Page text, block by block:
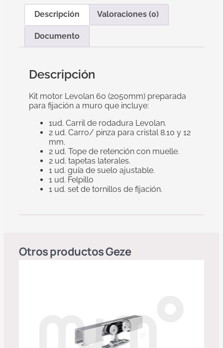
Descripción Valoraciones (0)
Documento
Descripción
Kit motor Levolan 60 (2050mm) preparada
para fijación a muro que incluye:
1ud. Carril de rodadura Levolan.
2 ud. Carro/ pinza para cristal 8.10 y 12
mm.
2 ud. Tope de retención con muelle.
2 ud. tapetas laterales.
1 ud. guía de suelo ajustable.
1 ud. Felpillo
1 ud. set de tornillos de fijación.
Otros productosGeze